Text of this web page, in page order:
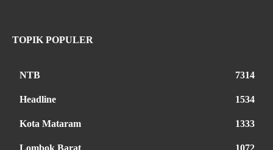
TOPIK POPULER
NTB 7314
Headline 1534
Kota Mataram 1333
Lombok Barat 1072